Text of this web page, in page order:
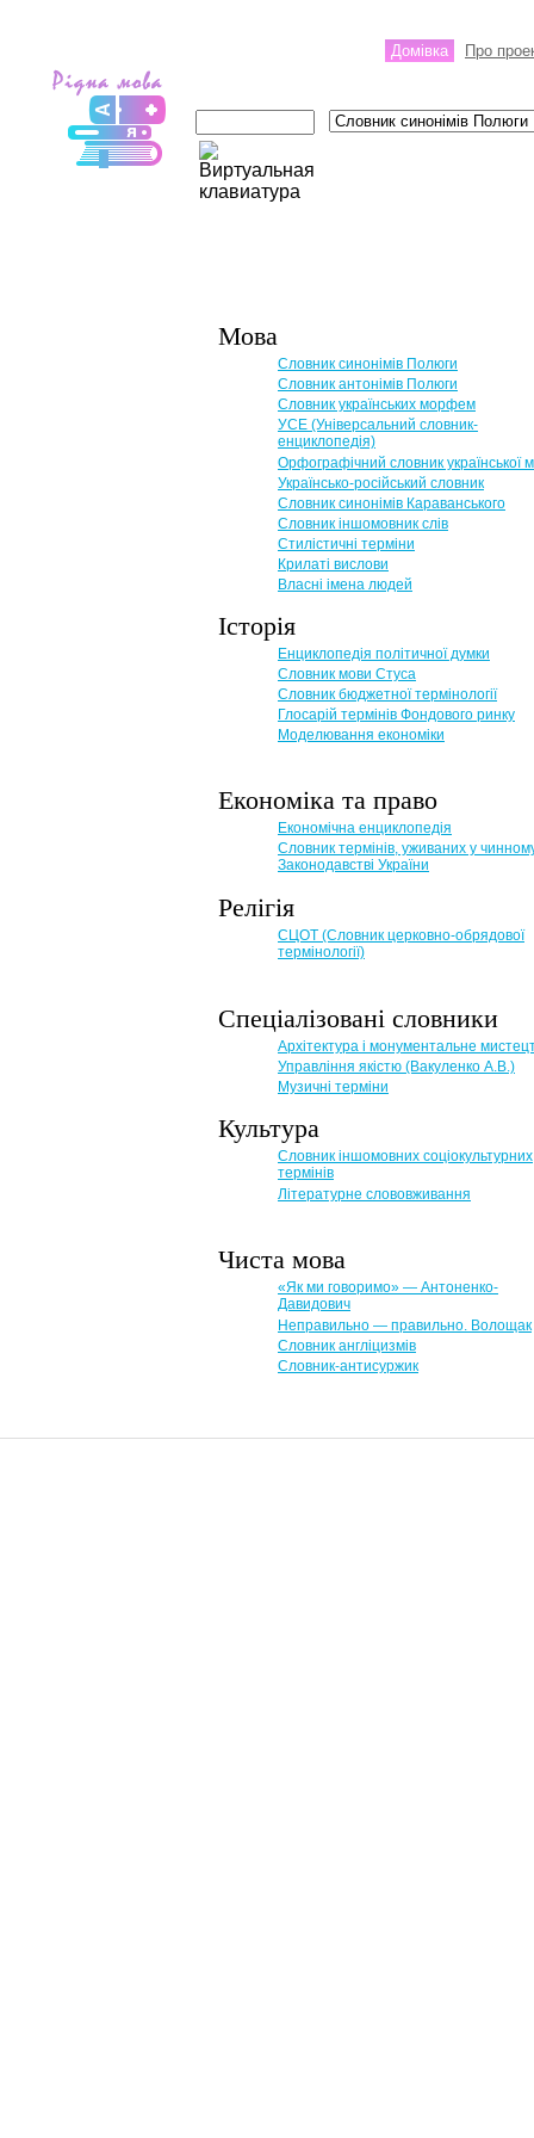
Домівка Про
Мова
Словник синонімів Полюги
Словник антонімів Полюги
Словник українських морфем
УСЕ (Універсальний словник-
енциклопедія)
Орфографічний словник української
Українсько-російський словник
Словник синонімів Караванського
Словник іншомовник слів
Стилістичні терміни
Крилаті вислови
Власні імена людей
Історія
Енциклопедія політичної думки
Словник мови Стуса
Словник бюджетної термінології
Глосарій термінів Фондового ринку
Моделювання економіки
Економіка та право
Eкономічна енциклопедія
Словник термінів, уживаних у
Законодавстві України
Релігія
СЦОТ (Словник церковно-обрядової
термінології)
Спеціалізовані словники
Архітектура і монументальне
Управління якістю (Вакуленко А.В.)
Музичні терміни
Культура
Словник іншомовних соціокультурних
термінів
Літературне слововживання
Чиста мова
«Як ми говоримо» — Антоненко-
Давидович
Неправильно — правильно. Волощак
Словник англіцизмів
Словник-антисуржик